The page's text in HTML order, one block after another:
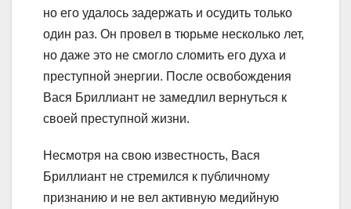
но его удалось задержать и осудить только
один раз. Он провел в тюрьме несколько лет,
но даже это не смогло сломить его духа и
преступной энергии. После освобождения
Вася Бриллиант не замедлил вернуться к
своей преступной жизни.
Несмотря на свою известность, Вася
Бриллиант не стремился к публичному
признанию и не вел активную медийную